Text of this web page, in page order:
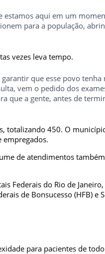
estamos aqui em um
para a população,
vezes leva tempo.
que esse povo
vem o pedido dos
que a gente, antes de
totalizando 450. O
de atendimentos
Federais do Rio de
de Bonsucesso (HFB) e
para pacientes de